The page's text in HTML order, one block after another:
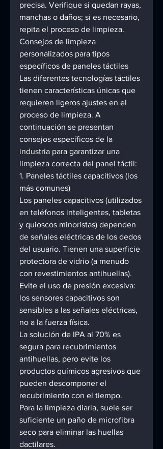
precisa. Verifique si quedan rayas,
manchas o daños; si es necesario,
repita el proceso de limpieza.
Consejos de limpieza
personalizados para tipos
específicos de paneles táctiles
Las diferentes tecnologías táctiles
tienen características únicas que
requieren ligeros ajustes en el
proceso de limpieza. A
continuación se presentan
consejos específicos de la
industria para garantizar una
limpieza correcta del panel táctil:
1. Paneles táctiles capacitivos (los
más comunes)
Los paneles capacitivos (utilizados
en teléfonos inteligentes, tabletas
y quioscos minoristas) dependen
de señales eléctricas de los dedos
del usuario. Tienen una superficie
protectora de vidrio (a menudo
con revestimientos antihuellas).
Evite el uso de presión excesiva:
los sensores capacitivos son
sensibles a las señales eléctricas,
no a la fuerza física.
La solución de IPA al 70% es
segura para recubrimientos
antihuellas, pero evite los
productos químicos agresivos que
pueden descomponer el
recubrimiento con el tiempo.
Para la limpieza diaria, suele ser
suficiente un paño de microfibra
seco para eliminar las huellas
dactilares.